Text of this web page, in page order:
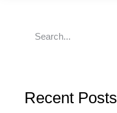
Recent Posts